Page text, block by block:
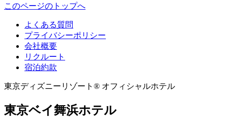
このページのトップへ
よくある質問
プライバシーポリシー
会社概要
リクルート
宿泊約款
東京ディズニーリゾート® オフィシャルホテル
東京ベイ舞浜ホテル